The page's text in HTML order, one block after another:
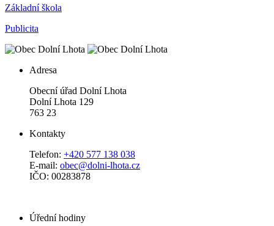
Základní škola
Publicita
Adresa
Obecní úřad Dolní Lhota
Dolní Lhota 129
763 23
Kontakty
Telefon: +420 577 138 038
E-mail: obec@dolni-lhota.cz
IČO: 00283878
Úřední hodiny